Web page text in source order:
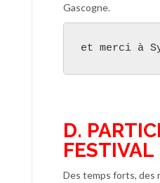
Gascogne.
et merci à
D.
FESTIVAL
Des temps forts, des